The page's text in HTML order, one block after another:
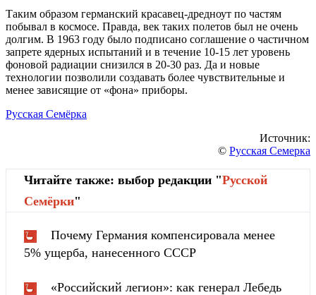
Таким образом германский красавец-дредноут по частям
побывал в космосе. Правда, век таких полетов был не очень
долгим. В 1963 году было подписано соглашение о частичном
запрете ядерных испытаний и в течение 10-15 лет уровень
фоновой радиации снизился в 20-30 раз. Да и новые
технологии позволили создавать более чувствительные и
менее зависящие от «фона» приборы.
Русская Семёрка
Источник:
© Русская Семерка
Читайте также: выбор редакции "Русской
Cемёрки"
Почему Германия компенсировала менее
5% ущерба, нанесенного СССР
«Российский легион»: как генерал Лебедь